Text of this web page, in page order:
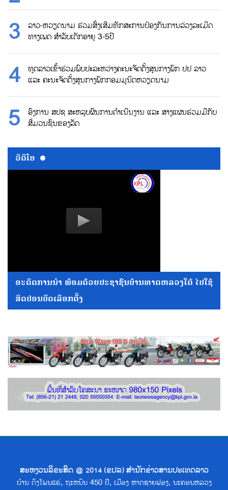
ລາວ-ຫວຽດນາມ ຮ່ວມສົ່ງເສີມທັກສະການປ້ອງກັນການລ່ວງລະເມີດ
ທາງເພດ ສຳລັບເດັກອາຍຸ 3-5ປີ
ທູດລາວເຂົ້າຮ່ວມພົບປະລະຫວ່າງຄະນະຈັດຕັ້ງສູນກາງພັກ ປປ ລາວ
ແລະ ຄະນະຈັດຕັ້ງສູນກາງພັກກອມມູນິດຫວຽດນາມ
ອົງການ ສປຊ ສະຫລຸບຜົນການດຳເນີນງານ ແລະ ສາງແຜນຮ່ວມມືກັບ
ສື່ມວນຊົນຂອງລັດ
ວີດີໂອ
ອະດີດການນໍາ ພ້ອມດ້ວຍປະຊາຊົນບ້ານທາດຫລວງໃຕ້ ໄປໃຊ້
ສິດປ່ອນບັດເລືອກຕັ້ງ
ສະຫງວນລິຂະສິດ @ 2014 (ຂປລ) ສຳນັກຂ່າວສານປະເທດລາວ
ບ້ານ ດົງໂພນແຮ່, ຖະຫນົນ 450 ປີ, ເມືອງ ຫາດຊາຍຟອງ, ນະຄອນຫລວງ